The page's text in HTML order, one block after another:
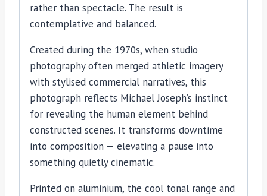
rather than spectacle. The result is
contemplative and balanced.
Created during the 1970s, when studio
photography often merged athletic imagery
with stylised commercial narratives, this
photograph reflects Michael Joseph’s instinct
for revealing the human element behind
constructed scenes. It transforms downtime
into composition — elevating a pause into
something quietly cinematic.
Printed on aluminium, the cool tonal range and